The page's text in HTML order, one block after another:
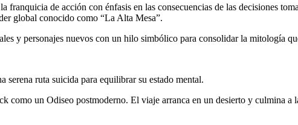
de acción con énfasis en las consecuencias de las decisiones
global conocido como “La Alta Mesa”.
y personajes nuevos con un hilo simbólico para consolidar la mitología
serena ruta suicida para equilibrar su estado mental.
como un Odiseo postmoderno. El viaje arranca en un desierto y culmina